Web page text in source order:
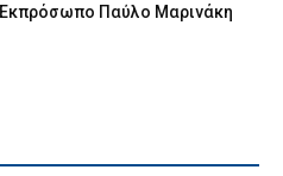
Εκπρόσωπο Παύλο Μαρινάκη